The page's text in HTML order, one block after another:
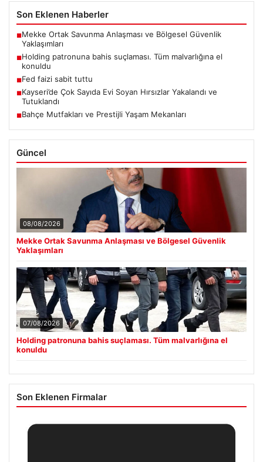
Son Eklenen Haberler
■Mekke Ortak Savunma Anlaşması ve Bölgesel Güvenlik
Yaklaşımları
■Holding patronuna bahis suçlaması. Tüm malvarlığına el
konuldu
■Fed faizi sabit tuttu
■Kayseri’de Çok Sayıda Evi Soyan Hırsızlar Yakalandı ve
Tutuklandı
■Bahçe Mutfakları ve Prestijli Yaşam Mekanları
Güncel
08/08/2026
Mekke Ortak Savunma Anlaşması ve Bölgesel Güvenlik
Yaklaşımları
07/08/2026
Holding patronuna bahis suçlaması. Tüm malvarlığına el
konuldu
Son Eklenen Firmalar